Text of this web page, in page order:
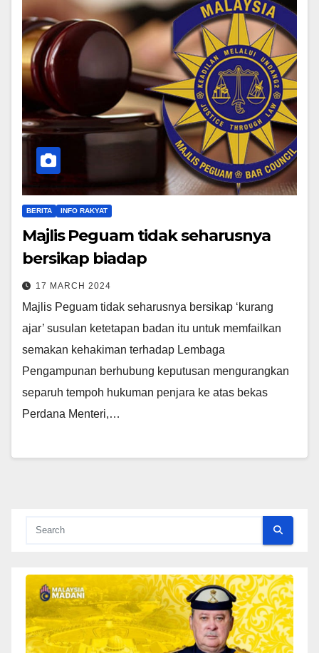
BERITA INFO RAKYAT
Majlis Peguam tidak seharusnya
bersikap biadap
17 MARCH 2024
Majlis Peguam tidak seharusnya bersikap ‘kurang
ajar’ susulan ketetapan badan itu untuk memfailkan
semakan kehakiman terhadap Lembaga
Pengampunan berhubung keputusan mengurangkan
separuh tempoh hukuman penjara ke atas bekas
Perdana Menteri,…